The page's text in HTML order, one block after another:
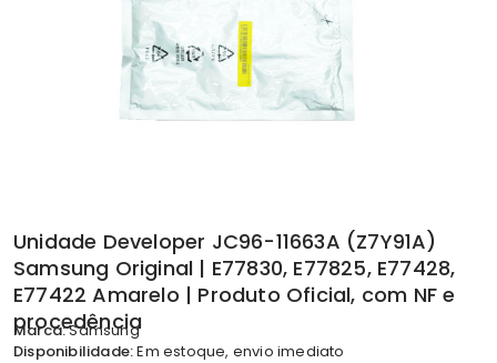
Unidade Developer JC96-11663A (Z7Y91A)
Samsung Original | E77830, E77825, E77428,
E77422 Amarelo | Produto Oficial, com NF e
procedência
Marca:Samsung
Disponibilidade:Em estoque, envio imediato